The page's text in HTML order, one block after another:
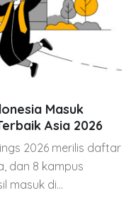
Masuk
Asia 2026
2026 merilis daftar
dan 8 kampus
masuk di...